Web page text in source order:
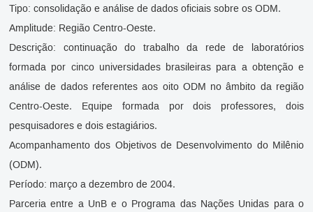
Tipo: consolidação e análise de dados oficiais sobre os ODM.
Amplitude: Região Centro-Oeste.
Descrição: continuação do trabalho da rede de laboratórios
formada por cinco universidades brasileiras para a obtenção e
análise de dados referentes aos oito ODM no âmbito da região
Centro-Oeste. Equipe formada por dois professores, dois
pesquisadores e dois estagiários.
Acompanhamento dos Objetivos de Desenvolvimento do Milênio
(ODM).
Período: março a dezembro de 2004.
Parceria entre a UnB e o Programa das Nações Unidas para o